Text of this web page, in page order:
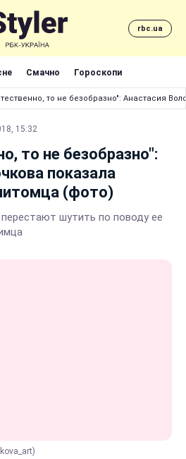
rbc.ua
Смачно Гороскопи
то не безобразно": Анастасия
15:32
то не безобразно":
показала
(фото)
шутить по поводу ее